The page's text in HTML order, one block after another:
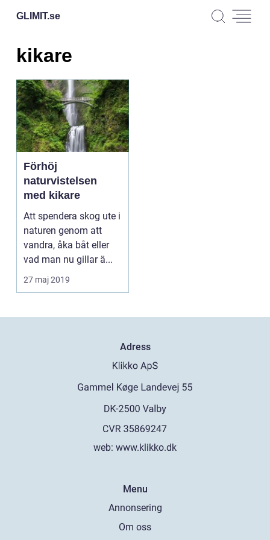
GLIMIT.se
kikare
Förhöj
naturvistelsen
med kikare
Att spendera skog ute i
naturen genom att
vandra, åka båt eller
vad man nu gillar ä...
27 maj 2019
Adress
web: www.klikko.dk
Menu
Annonsering
Om oss